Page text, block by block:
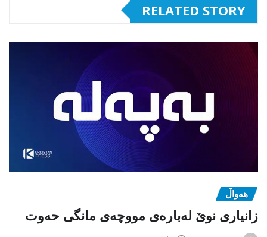
RELATED STORY
هەواڵ
زانیاری نوێ لەبارەی مووچەی مانگی حەوت